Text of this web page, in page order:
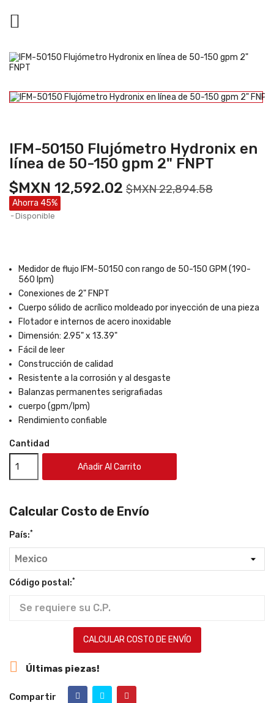

IFM-50150 Flujómetro Hydronix en
línea de 50-150 gpm 2" FNPT
$MXN 12,592.02 $MXN 22,894.58
Ahorra 45%
Disponible
Medidor de flujo IFM-50150 con rango de 50-150 GPM (190-
560 lpm)
Conexiones de 2" FNPT
Cuerpo sólido de acrílico moldeado por inyección de una pieza
Flotador e internos de acero inoxidable
Dimensión: 2.95" x 13.39"
Fácil de leer
Construcción de calidad
Resistente a la corrosión y al desgaste
Balanzas permanentes serigrafiadas
cuerpo (gpm/lpm)
Rendimiento confiable
Cantidad
Añadir Al Carrito
Calcular Costo de Envío
País:*
Código postal:*
CALCULAR COSTO DE ENVÍO
 Últimas piezas!
Compartir